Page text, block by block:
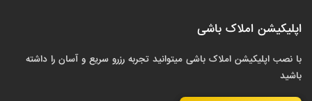
اپلیکیشن املاک باشی
با نصب اپلیکیشن املاک باشی میتوانید تجربه رزرو سریع و آسان را داشته
باشید